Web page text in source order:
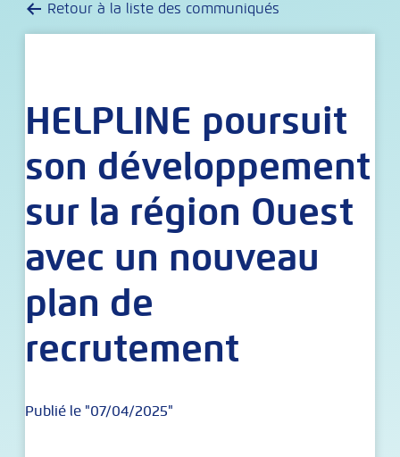
Retour à la liste des communiqués
HELPLINE poursuit
son développement
sur la région Ouest
avec un nouveau
plan de
recrutement
Publié le "07/04/2025"